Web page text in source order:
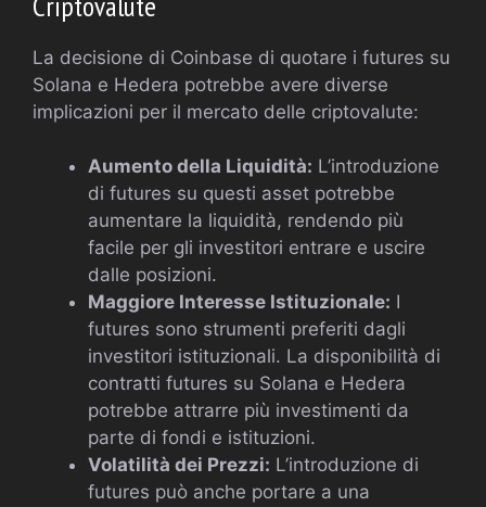
La decisione di Coinbase di quotare i futures su
Solana e Hedera potrebbe avere diverse
implicazioni per il mercato delle criptovalute:
Aumento della Liquidità: L’introduzione
di futures su questi asset potrebbe
aumentare la liquidità, rendendo più
facile per gli investitori entrare e uscire
dalle posizioni.
Maggiore Interesse Istituzionale: I
futures sono strumenti preferiti dagli
investitori istituzionali. La disponibilità di
contratti futures su Solana e Hedera
potrebbe attrarre più investimenti da
parte di fondi e istituzioni.
Volatilità dei Prezzi: L’introduzione di
futures può anche portare a una